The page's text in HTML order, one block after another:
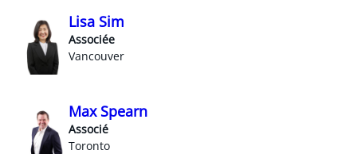
Lisa Sim
Associée
Vancouver
Max Spearn
Associé
Toronto